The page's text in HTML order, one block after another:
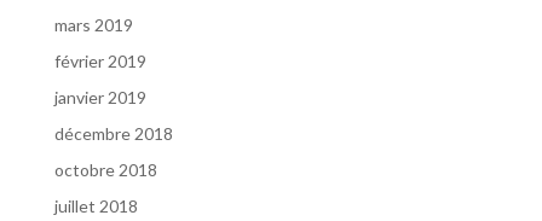
mars 2019
février 2019
janvier 2019
décembre 2018
octobre 2018
juillet 2018